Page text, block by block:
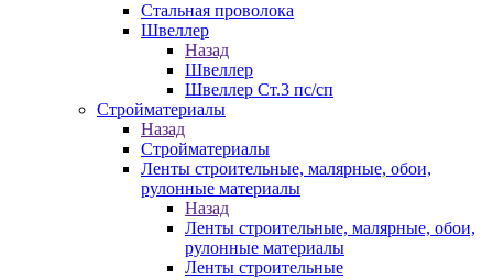
Стальная проволока
Швеллер
Назад
Швеллер
Швеллер Ст.3 пс/сп
Стройматериалы
Назад
Стройматериалы
Ленты строительные, малярные, обои,
рулонные материалы
Назад
Ленты строительные, малярные, обои,
рулонные материалы
Ленты строительные